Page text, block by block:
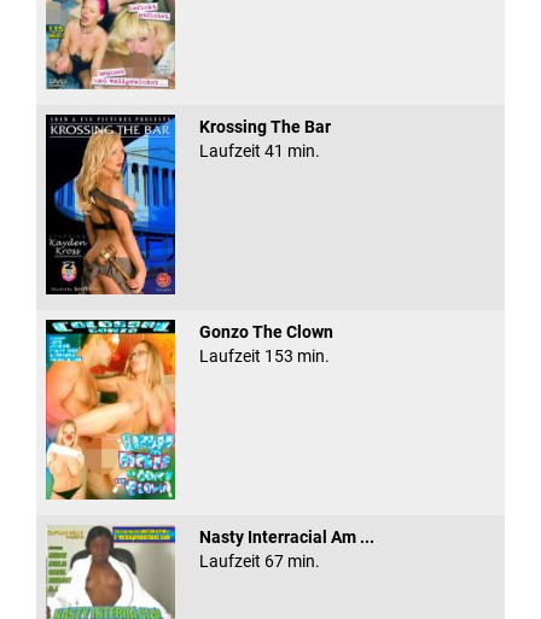
Krossing The Bar
Laufzeit 41 min.
Gonzo The Clown
Laufzeit 153 min.
Nasty Interracial Am ...
Laufzeit 67 min.